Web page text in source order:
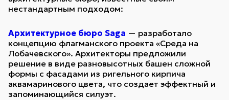
нестандартным подходом:
Архитектурное бюро Saga — разработало
концепцию флагманского проекта «Среда на
Лобачевского». Архитекторы предложили
решение в виде разновысотных башен сложной
формы с фасадами из ригельного кирпича
аквамаринового цвета, что создает эффектный и
запоминающийся силуэт.